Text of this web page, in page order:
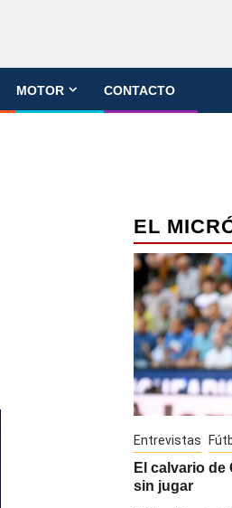
MOTOR CONTACTO
EL
Entrevistas
El calvario de
sin jugar